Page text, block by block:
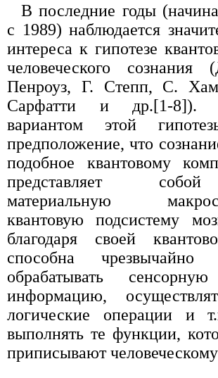
В последние годы
с 1989) наблюдается
интереса к гипотезе
человеческого
Пенроуз, Г. Степп, С.
Сарфатти и др.[1-8]).
вариантом этой
предположение, что
подобное квантовому
представляет
материальную
квантовую подсистему
благодаря своей
способна чрезвычайно
обрабатывать
информацию,
логические операции и
выполнять те функции,
приписывают